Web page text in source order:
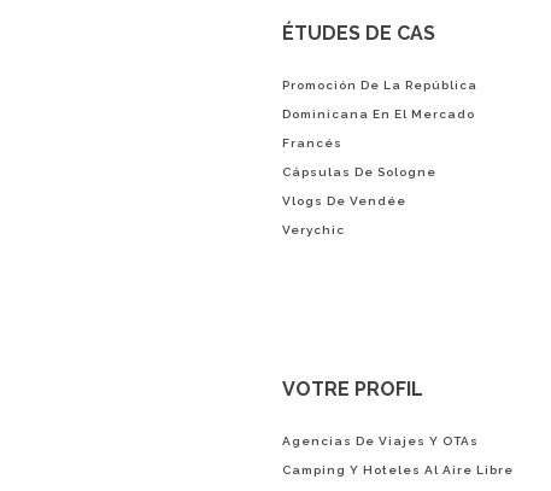
ÉTUDES DE CAS
Promoción De La República
Dominicana En El Mercado
Francés
Cápsulas De Sologne
Vlogs De Vendée
Verychic
VOTRE PROFIL
Agencias De Viajes Y OTAs
Camping Y Hoteles Al Aire Libre